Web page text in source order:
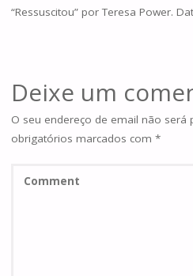
“Ressuscitou” por Teresa Power.
Deixe um
O seu endereço de email não será
obrigatórios marcados com *